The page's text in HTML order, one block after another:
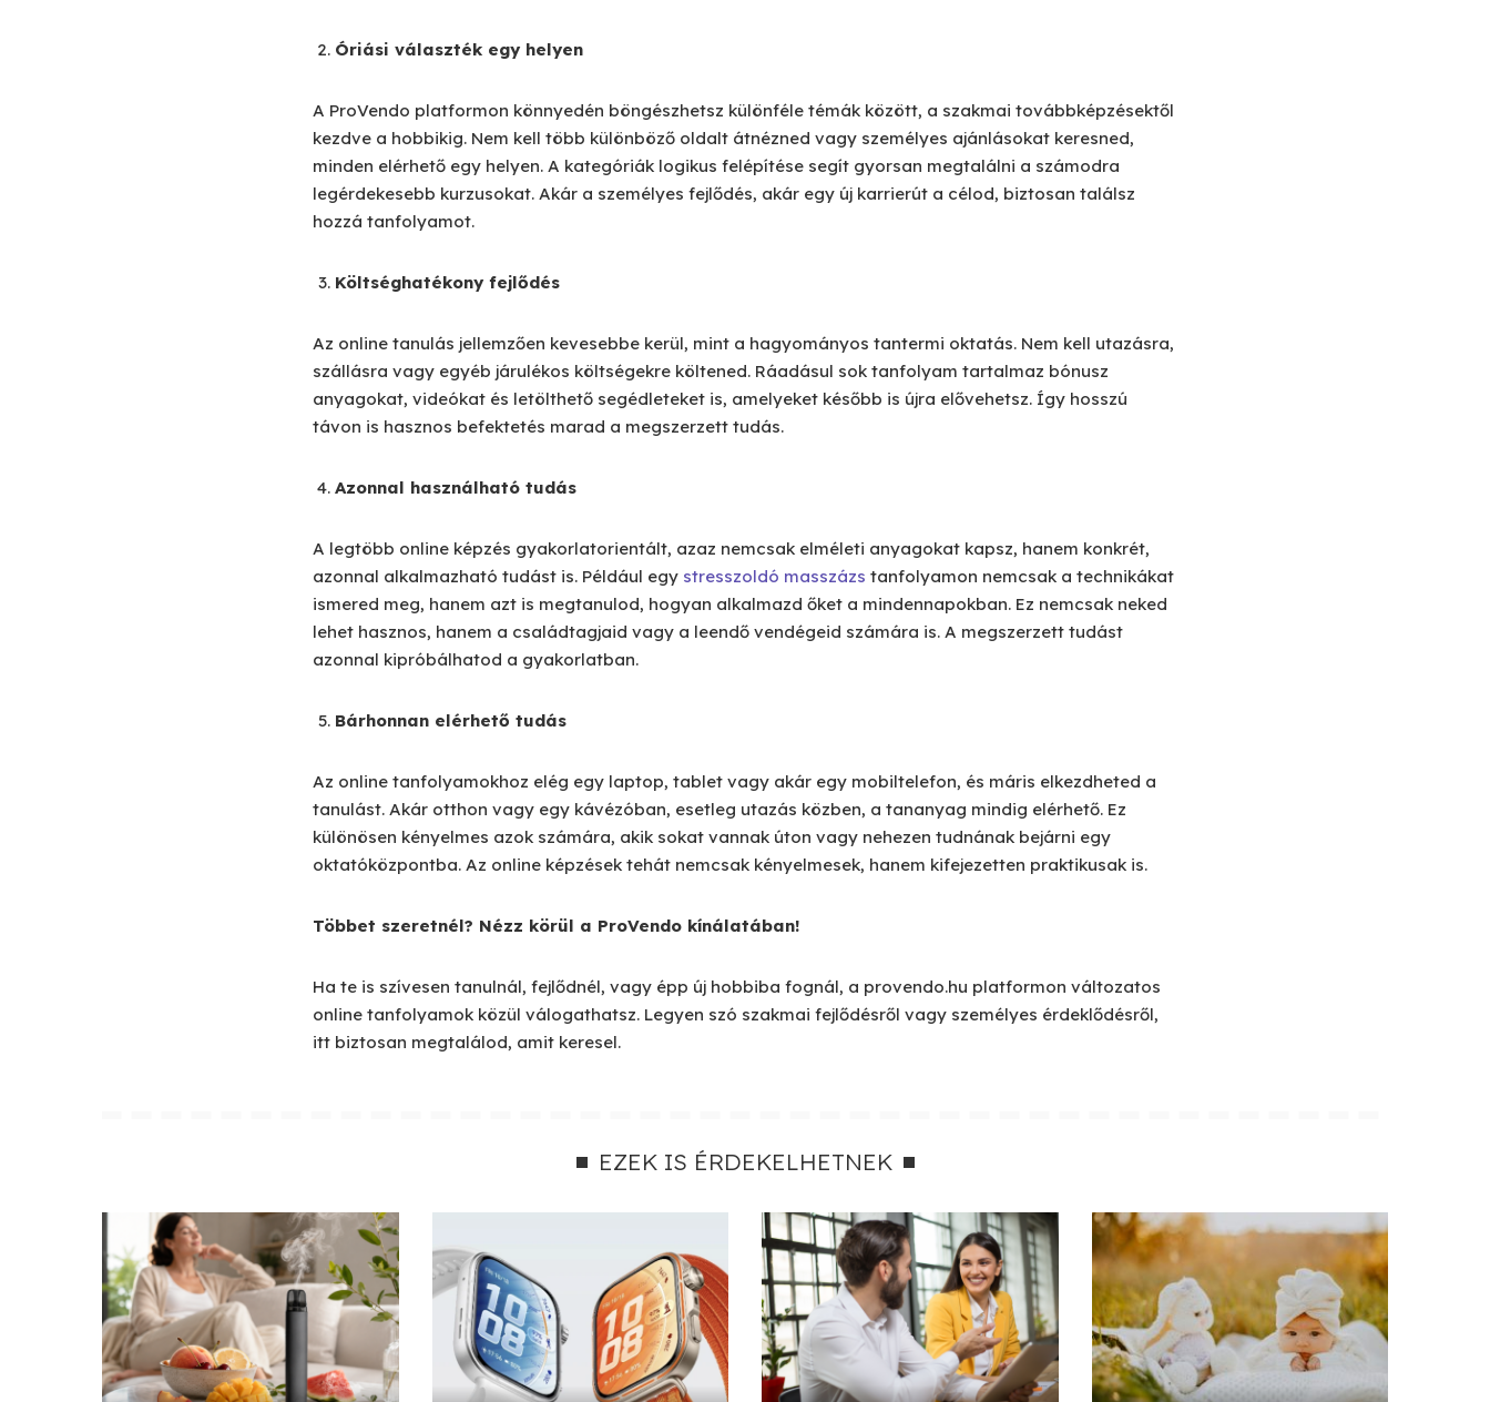
Óriási választék egy helyen
A ProVendo platformon könnyedén böngészhetsz különféle témák között, a szakmai továbbképzésektől
kezdve a hobbikig. Nem kell több különböző oldalt átnézned vagy személyes ajánlásokat keresned,
minden elérhető egy helyen. A kategóriák logikus felépítése segít gyorsan megtalálni a számodra
legérdekesebb kurzusokat. Akár a személyes fejlődés, akár egy új karrierút a célod, biztosan találsz
hozzá tanfolyamot.
Költséghatékony fejlődés
Az online tanulás jellemzően kevesebbe kerül, mint a hagyományos tantermi oktatás. Nem kell utazásra,
szállásra vagy egyéb járulékos költségekre költened. Ráadásul sok tanfolyam tartalmaz bónusz
anyagokat, videókat és letölthető segédleteket is, amelyeket később is újra elővehetsz. Így hosszú
távon is hasznos befektetés marad a megszerzett tudás.
Azonnal használható tudás
A legtöbb online képzés gyakorlatorientált, azaz nemcsak elméleti anyagokat kapsz, hanem konkrét,
azonnal alkalmazható tudást is. Például egy stresszoldó masszázs tanfolyamon nemcsak a technikákat
ismered meg, hanem azt is megtanulod, hogyan alkalmazd őket a mindennapokban. Ez nemcsak neked
lehet hasznos, hanem a családtagjaid vagy a leendő vendégeid számára is. A megszerzett tudást
azonnal kipróbálhatod a gyakorlatban.
Bárhonnan elérhető tudás
Az online tanfolyamokhoz elég egy laptop, tablet vagy akár egy mobiltelefon, és máris elkezdheted a
tanulást. Akár otthon vagy egy kávézóban, esetleg utazás közben, a tananyag mindig elérhető. Ez
különösen kényelmes azok számára, akik sokat vannak úton vagy nehezen tudnának bejárni egy
oktatóközpontba. Az online képzések tehát nemcsak kényelmesek, hanem kifejezetten praktikusak is.
Többet szeretnél? Nézz körül a ProVendo kínálatában!
Ha te is szívesen tanulnál, fejlődnél, vagy épp új hobbiba fognál, a provendo.hu platformon változatos
online tanfolyamok közül válogathatsz. Legyen szó szakmai fejlődésről vagy személyes érdeklődésről,
itt biztosan megtalálod, amit keresel.
EZEK IS ÉRDEKELHETNEK